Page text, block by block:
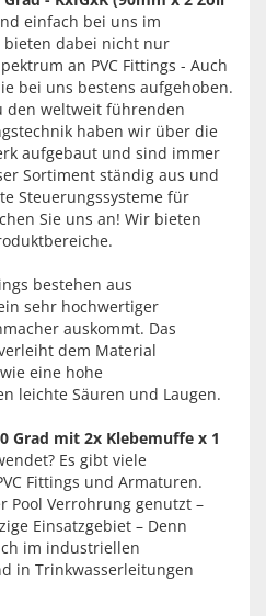
einfach bei uns im
bieten dabei nicht nur
an PVC Fittings - Auch
bei uns bestens aufgehoben.
den weltweit führenden
haben wir über die
aufgebaut und sind immer
Sortiment ständig aus und
Steuerungssysteme für
Sie uns an! Wir bieten
bestehen aus
sehr hochwertiger
auskommt. Das
dem Material
eine hohe
leichte Säuren und Laugen.
Grad mit 2x Klebemuffe x 1
Es gibt viele
Fittings und Armaturen.
Pool Verrohrung genutzt –
Einsatzgebiet – Denn
im industriellen
in Trinkwasserleitungen